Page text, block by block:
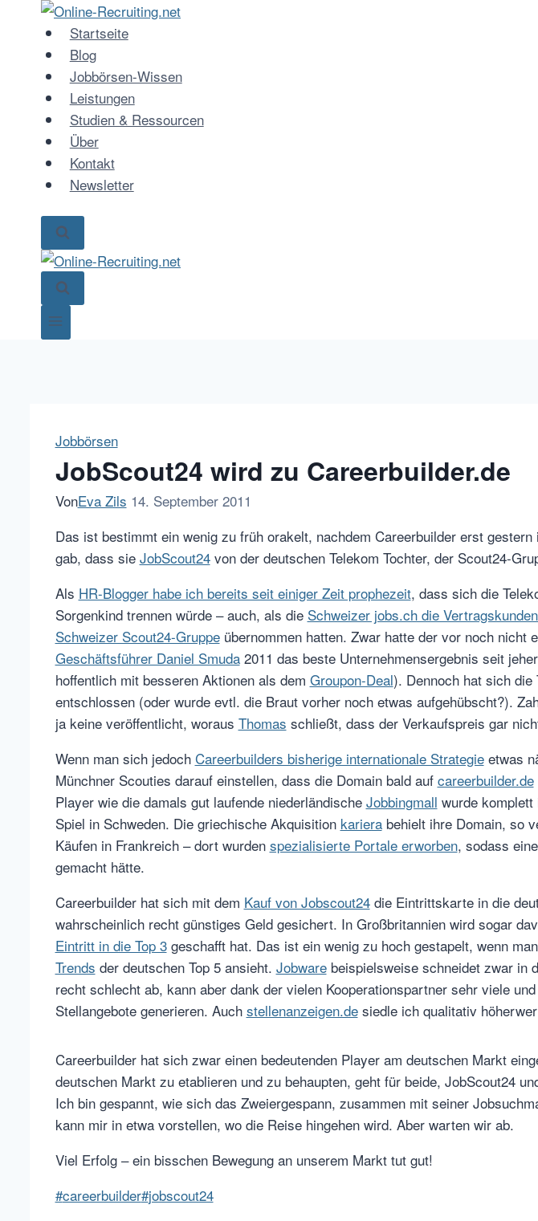
springen
Startseite
Blog
Jobbörsen-Wissen
Leistungen
Studien & Ressourcen
Über
Kontakt
Newsletter
Jobbörsen
JobScout24 wird zu Careerbuilder.de
VonEva Zils 14. September 2011
Das ist bestimmt ein wenig zu früh orakelt, nachdem Careerbuilder erst gestern
gab, dass sie JobScout24von der deutschen Telekom Tochter, der Scout24-
Als HR-Blogger habe ich bereits seit einiger Zeit prophezeit, dass sich die
Sorgenkind trennen würde – auch, als die Schweizer jobs.ch die
Schweizer Scout24-Gruppeübernommen hatten. Zwar hatte der vor noch nicht
Geschäftsführer Daniel Smuda2011 das beste Unternehmensergebnis seit
hoffentlich mit besseren Aktionen als dem Groupon-Deal). Dennoch hat sich die
entschlossen (oder wurde evtl. die Braut vorher noch etwas aufgehübscht?).
ja keine veröffentlicht, woraus Thomas schließt, dass der Verkaufspreis gar
Wenn man sich jedoch Careerbuilders bisherige internationale Strategieetwas
Münchner Scouties darauf einstellen, dass die Domain bald auf careerbuilder.de
Player wie die damals gut laufende niederländische Jobbingmall wurde komplett
Spiel in Schweden. Die griechische Akquisition karierabehielt ihre Domain, so
Käufen in Frankreich – dort wurden spezialisierte Portale erworben, sodass
gemacht hätte.
Careerbuilder hat sich mit dem Kauf von Jobscout24die Eintrittskarte in die
wahrscheinlich recht günstiges Geld gesichert. In Großbritannien wird sogar
Eintritt in die Top 3geschafft hat. Das ist ein wenig zu hoch gestapelt, wenn
Trends der deutschen Top 5 ansieht. Jobwarebeispielsweise schneidet zwar in
recht schlecht ab, kann aber dank der vielen Kooperationspartner sehr viele
Stellangebote generieren. Auch stellenanzeigen.desiedle ich qualitativ
Careerbuilder hat sich zwar einen bedeutenden Player am deutschen Markt
deutschen Markt zu etablieren und zu behaupten, geht für beide, JobScout24
Ich bin gespannt, wie sich das Zweiergespann, zusammen mit seiner
kann mir in etwa vorstellen, wo die Reise hingehen wird. Aber warten wir ab.
Viel Erfolg – ein bisschen Bewegung an unserem Markt tut gut!
Schlagworte:
#careerbuilder#jobscout24